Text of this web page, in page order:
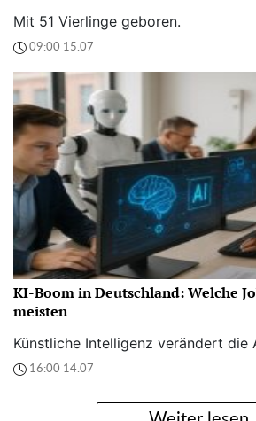
Mit 51 Vierlinge geboren.
09:00 15.07
KI-Boom in Deutschland: Welche
meisten
Künstliche Intelligenz verändert die
16:00 14.07